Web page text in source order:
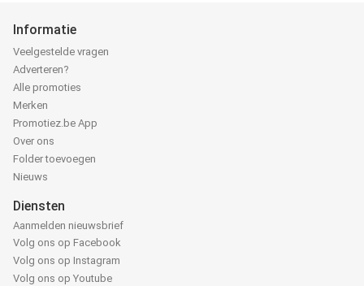
Informatie
Veelgestelde vragen
Adverteren?
Alle promoties
Merken
Promotiez.be App
Over ons
Folder toevoegen
Nieuws
Diensten
Aanmelden nieuwsbrief
Volg ons op Facebook
Volg ons op Instagram
Volg ons op Youtube